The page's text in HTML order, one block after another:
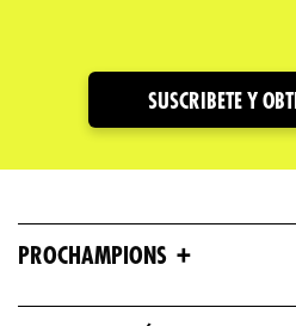
SUSCRIBETE Y
PROCHAMPIONS +